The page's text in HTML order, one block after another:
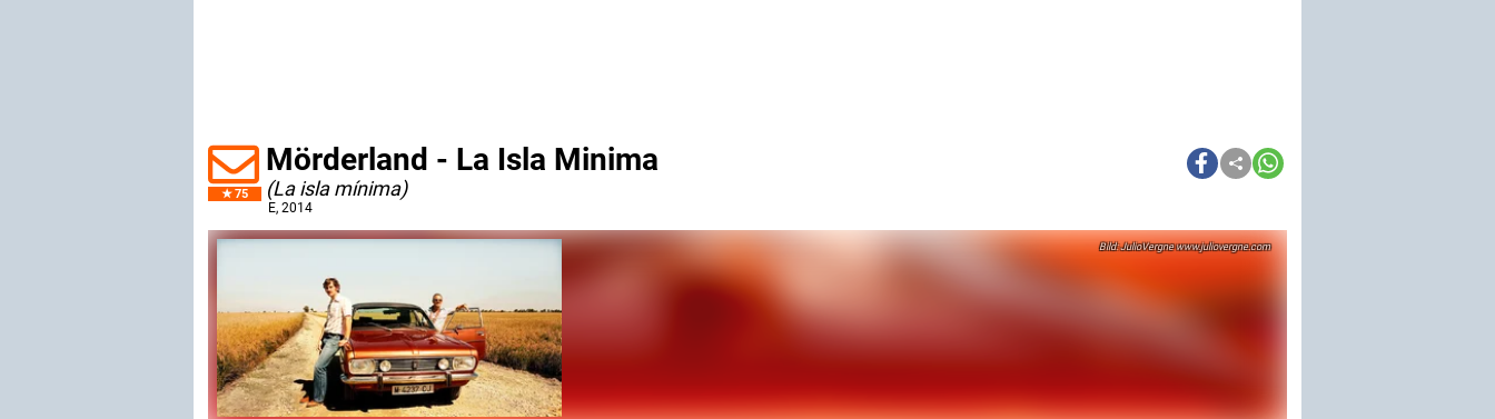
75
Mörderland - La Isla Minima
(La isla mínima)
E, 2014
JulioVergne www.juliovergne.com